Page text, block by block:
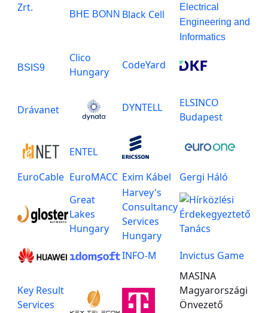
Zrt.
BHE BONN Black Cell
Electrical
Engineering and
Informatics
BSIS9
Clico
Hungary
CodeYard
Drávanet DYNTELL
ELSINCO
Budapest
ENTEL
EuroCable EuroMACC Exim Kábel
Gergi Háló
Great
Lakes
Hungary
Harvey's
Consultancy
Services
Hungary
INFO-M
Invictus Game
Key Result
Services
MASINA
Magyarországi
Önvezető